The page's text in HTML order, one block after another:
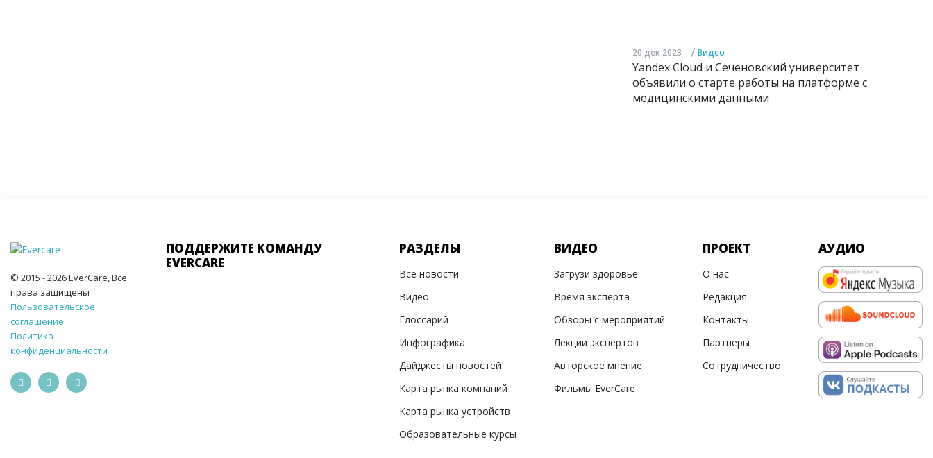
20 дек 2023 / Видео
Yandex Cloud и Сеченовский университет
объявили о старте работы на платформе с
медицинскими данными
© 2015 - 2026 EverCare, Все
права защищены
Пользовательское
соглашение
Политика
конфиденциальности
ПОДДЕРЖИТЕ КОМАНДУ
EVERCARE
РАЗДЕЛЫ
Все новости
Видео
Глоссарий
Инфографика
Дайджесты новостей
Карта рынка компаний
Карта рынка устройств
Образовательные курсы
ВИДЕО
Загрузи здоровье
Время эксперта
Обзоры с мероприятий
Лекции экспертов
Авторское мнение
Фильмы EverCare
ПРОЕКТ
О нас
Редакция
Контакты
Партнеры
Сотрудничество
АУДИО